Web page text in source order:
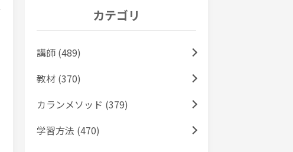
カテゴリ
講師 (489)
教材 (370)
カランメソッド (379)
学習方法 (470)